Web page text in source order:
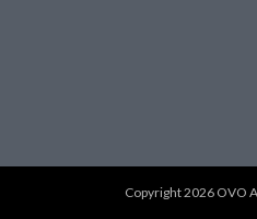
Copyright 2026 OVO